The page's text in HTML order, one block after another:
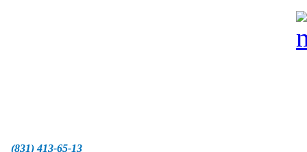
(831) 413-65-13